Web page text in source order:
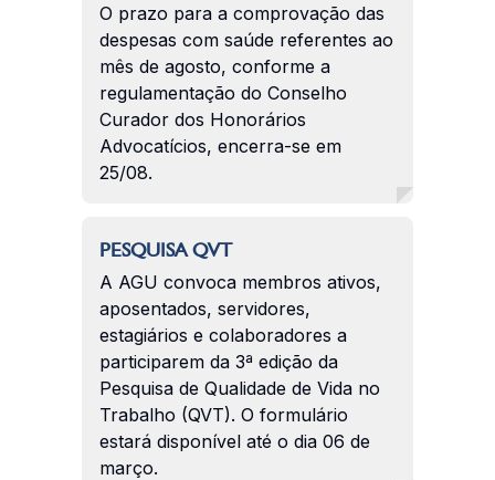
O prazo para a comprovação das
despesas com saúde referentes ao
mês de agosto, conforme a
regulamentação do Conselho
Curador dos Honorários
Advocatícios, encerra-se em
25/08.
PESQUISA QVT
A AGU convoca membros ativos,
aposentados, servidores,
estagiários e colaboradores a
participarem da 3ª edição da
Pesquisa de Qualidade de Vida no
Trabalho (QVT). O formulário
estará disponível até o dia 06 de
março.